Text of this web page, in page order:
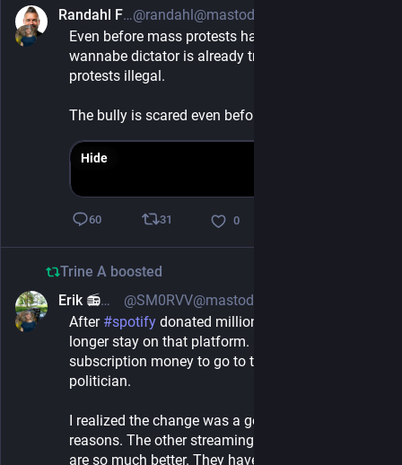
Randahl Fink
Even before mass protests have really begun, the
wannabe dictator is already trying to make
protests illegal.
The bully is scared even before the fight begins.
Hide
60 31 0
Trine A boosted
Erik 📻🪐🚲
After #spotify donated millions to Trump I can no
longer stay on that platform. I want my
subscription money to go to the artists, not to any
politician.
I realized the change was a good thing for several
reasons. The other streaming services available
are so much better. They have superior sound